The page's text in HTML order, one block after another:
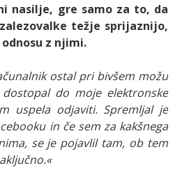
nasilje, gre samo za to, da
težje sprijaznijo,
z njimi.
ostal pri bivšem možu
do moje elektronske
uspela odjaviti. Spremljal je
in če sem za kakšnega
se je pojavlil tam, ob tem